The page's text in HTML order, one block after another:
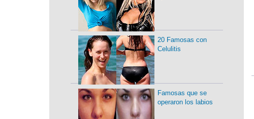
20 Famosas con
Celulitis
Famosas que se
operaron los labios